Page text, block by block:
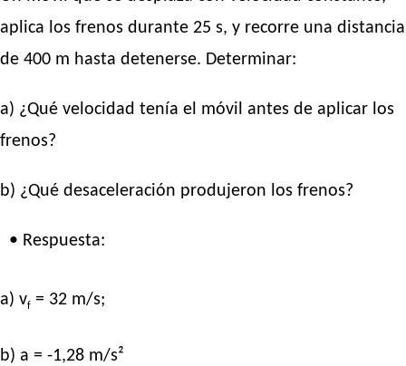
aplica los frenos durante 25 s, y recorre una distancia
de 400 m hasta detenerse. Determinar:
a) ¿Qué velocidad tenía el móvil antes de aplicar los
frenos?
b) ¿Qué desaceleración produjeron los frenos?
• Respuesta:
a) vf = 32 m/s;
b) a = -1,28 m/s²